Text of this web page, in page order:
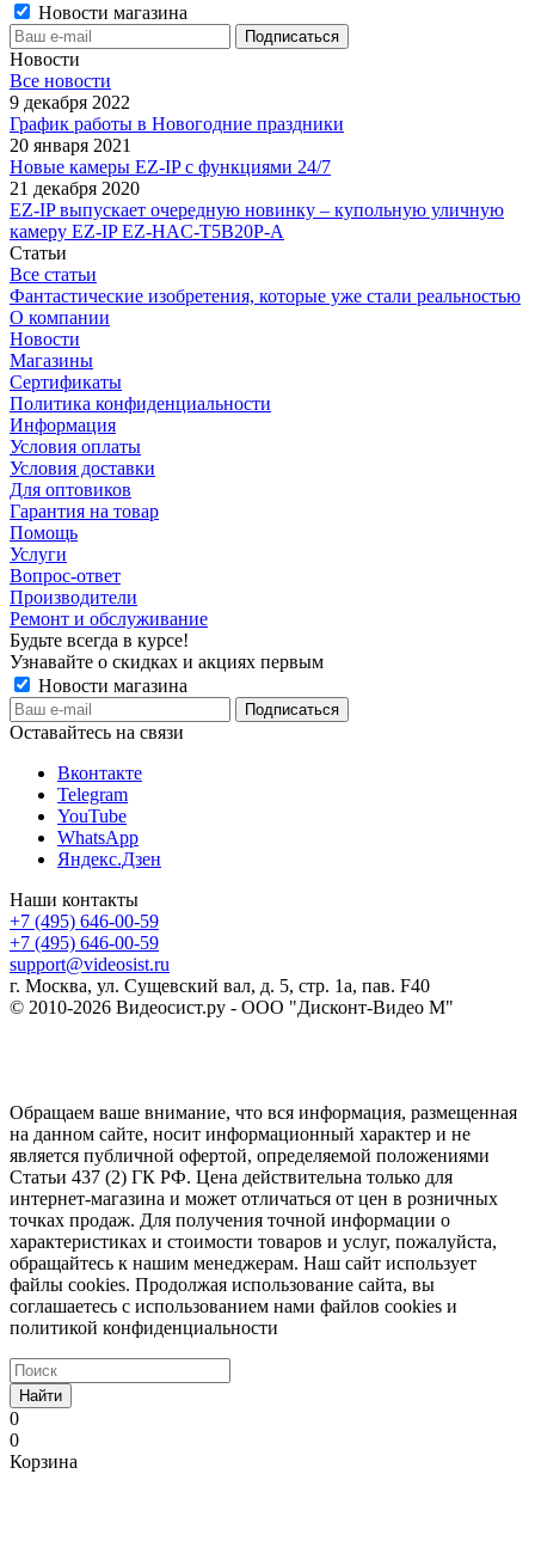
Новости магазина
Новости
Все новости
9 декабря 2022
График работы в Новогодние праздники
20 января 2021
Новые камеры EZ-IP с функциями 24/7
21 декабря 2020
EZ-IP выпускает очередную новинку – купольную уличную
камеру EZ-IP EZ-HAC-T5B20P-A
Статьи
Все статьи
Фантастические изобретения, которые уже стали реальностью
О компании
Новости
Магазины
Сертификаты
Политика конфиденциальности
Информация
Условия оплаты
Условия доставки
Для оптовиков
Гарантия на товар
Помощь
Услуги
Вопрос-ответ
Производители
Ремонт и обслуживание
Будьте всегда в курсе!
Узнавайте о скидках и акциях первым
Новости магазина
Оставайтесь на связи
Вконтакте
Telegram
YouTube
WhatsApp
Яндекс.Дзен
Наши контакты
+7 (495) 646-00-59
+7 (495) 646-00-59
support@videosist.ru
г. Москва, ул. Сущевский вал, д. 5, стр. 1а, пав. F40
© 2010-2026 Видеосист.ру - ООО "Дисконт-Видео М"
Обращаем ваше внимание, что вся информация, размещенная
на данном сайте, носит информационный характер и не
является публичной офертой, определяемой положениями
Статьи 437 (2) ГК РФ. Цена действительна только для
интернет-магазина и может отличаться от цен в розничных
точках продаж. Для получения точной информации о
характеристиках и стоимости товаров и услуг, пожалуйста,
обращайтесь к нашим менеджерам. Наш сайт использует
файлы cookies. Продолжая использование сайта, вы
соглашаетесь с использованием нами файлов cookies и
политикой конфиденциальности
Найти
0
0
Корзина